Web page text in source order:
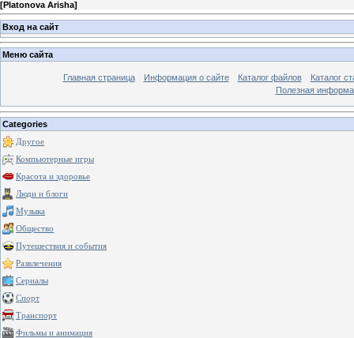
[Platonova Arisha]
Вход на сайт
Меню сайта
Главная страница Информация о сайте Каталог файлов
Каталог
Полезная
Categories
Другое
Компьютерные игры
Красота и здоровье
Люди и блоги
Музыка
Общество
Путешествия и события
Развлечения
Сериалы
Спорт
Транспорт
Фильмы и анимация